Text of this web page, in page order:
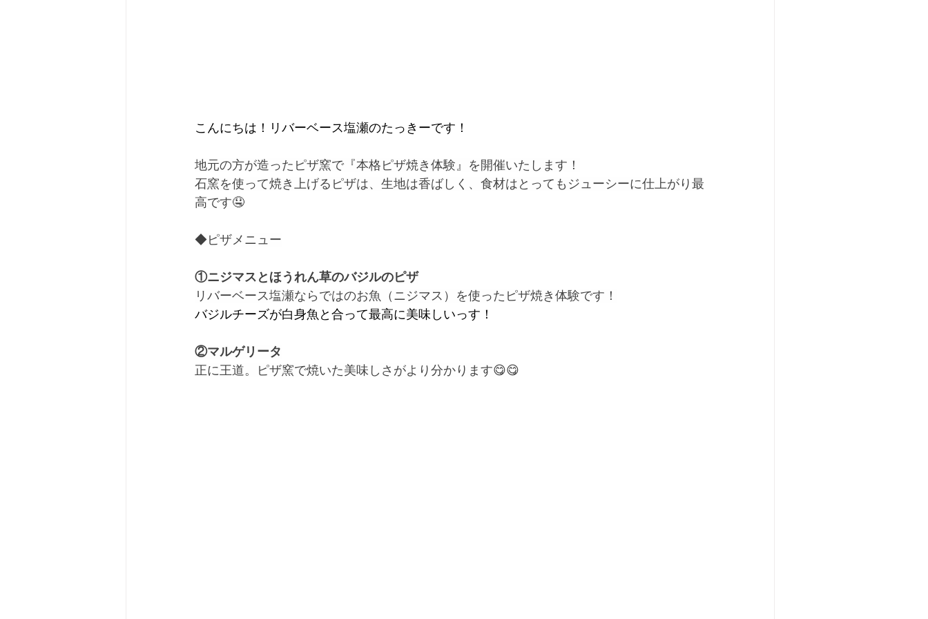
こんにちは！リバーベース塩瀬のたっきーです！
地元の方が造ったピザ窯で『本格ピザ焼き体験』を開催いたします！
石窯を使って焼き上げるピザは、生地は香ばしく、食材はとってもジューシーに仕上がり最
高です🤤
◆ピザメニュー
①ニジマスとほうれん草のバジルのピザ
リバーベース塩瀬ならではのお魚（ニジマス）を使ったピザ焼き体験です！
バジルチーズが白身魚と合って最高に美味しいっす！
②マルゲリータ
正に王道。ピザ窯で焼いた美味しさがより分かります😋😋